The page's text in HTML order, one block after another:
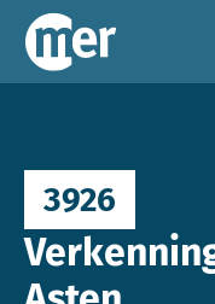
Commissie mer
3926